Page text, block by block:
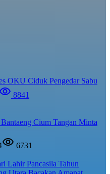
OKU Ciduk Pengedar Sabu
8841
Cium Tangan Minta
6731
Lahir Pancasila Tahun